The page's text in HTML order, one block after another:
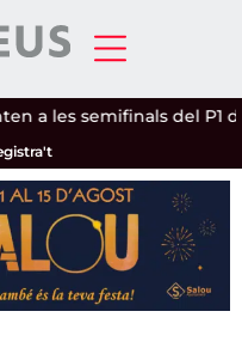
les semifinals del P1 de